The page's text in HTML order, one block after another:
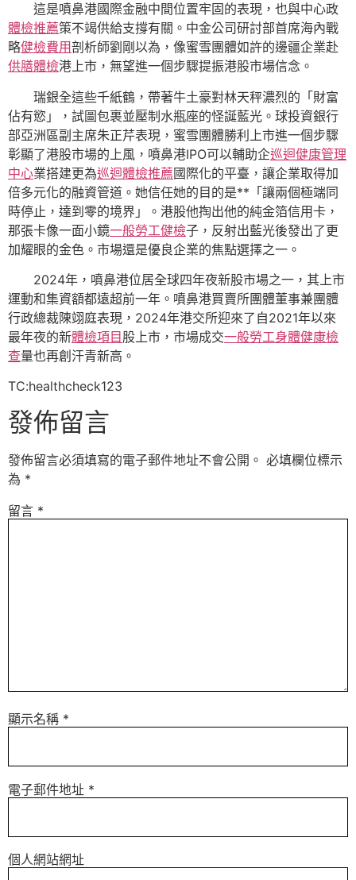
這是噴鼻港國際金融中間位置牢固的表現，也與中心政
體檢推薦策不竭供給支撐有關。中金公司研討部首席海內戰
略健檢費用剖析師劉剛以為，像蜜雪團體如許的邊疆企業赴
供膳體檢港上市，無望進一個步驟提振港股市場信念。
瑞銀全這些千紙鶴，帶著牛土豪對林天秤濃烈的「財富
佔有慾」，試圖包裹並壓制水瓶座的怪誕藍光。球投資銀行
部亞洲區副主席朱正芹表現，蜜雪團體勝利上市進一個步驟
彰顯了港股市場的上風，噴鼻港IPO可以輔助企巡迴健康管理
中心業搭建更為巡迴體檢推薦國際化的平臺，讓企業取得加
倍多元化的融資管道。她信任她的目的是**「讓兩個極端同
時停止，達到零的境界」。港股他掏出他的純金箔信用卡，
那張卡像一面小鏡一般勞工健檢子，反射出藍光後發出了更
加耀眼的金色。市場還是優良企業的焦點選擇之一。
2024年，噴鼻港位居全球四年夜新股市場之一，其上市
運動和集資額都遠超前一年。噴鼻港買賣所團體董事兼團體
行政總裁陳翊庭表現，2024年港交所迎來了自2021年以來
最年夜的新體檢項目股上市，市場成交一般勞工身體健康檢
查量也再創汗青新高。
TC:healthcheck123
發佈留言
發佈留言必須填寫的電子郵件地址不會公開。 必填欄位標示
為 *
留言 *
顯示名稱 *
電子郵件地址 *
個人網站網址